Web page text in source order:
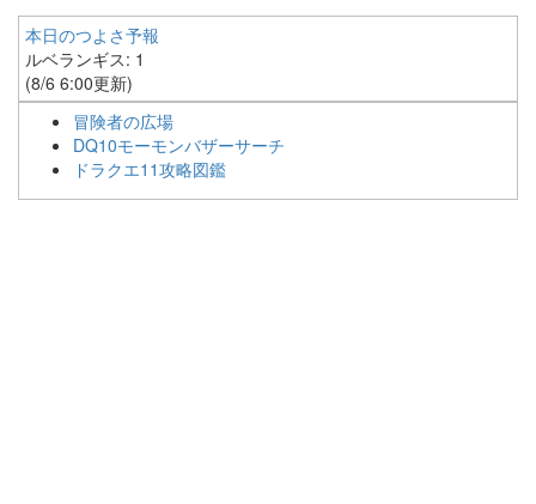
本日のつよさ予報
ルベランギス: 1
(8/6 6:00更新)
冒険者の広場
DQ10モーモンバザーサーチ
ドラクエ11攻略図鑑